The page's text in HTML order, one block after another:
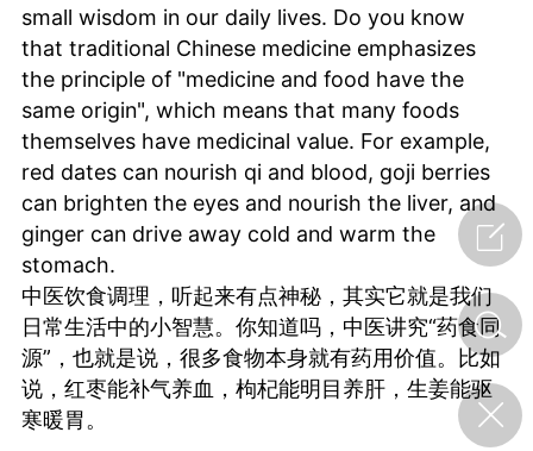
，华夏中医人：家门口的中医人！
节气气象
·特急预警】关
节返乡期间“闪
问答
small wisdom in our daily lives. Do you know
that traditional Chinese medicine emphasizes
the principle of "medicine and food have the
same origin", which means that many foods
themselves have medicinal value. For example,
red dates can nourish qi and blood, goji berries
can brighten the eyes and nourish the liver, and
ginger can drive away cold and warm the
stomach.
中医饮食调理，听起来有点神秘，其实它就是我们
日常生活中的小智慧。你知道吗，中医讲究“药食同
源”，也就是说，很多食物本身就有药用价值。比如
说，红枣能补气养血，枸杞能明目养肝，生姜能驱
寒暖胃。